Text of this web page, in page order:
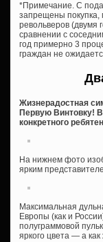
*Примечание. С
запрещены покупка,
револьверов (двумя
сравнении с
год примерно 3
граждан не
Жизнерадостная
Первую Винтовку!
конкретного
На нижнем фото
ярким
Максимальная
Европы (как и
полуграммовой
яркого цвета — а